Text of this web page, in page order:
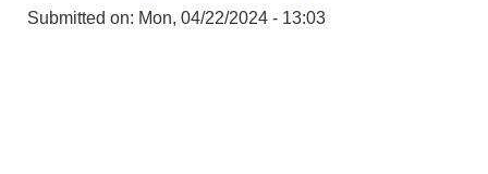
Submitted on: Mon, 04/22/2024 - 13:03